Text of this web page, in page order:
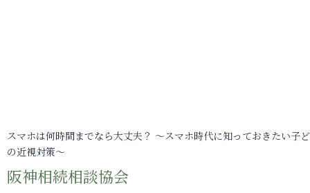
スマホは何時間までなら大丈夫？ ～スマホ時代に知っておきたい子
の近視対策～
阪神相続相談協会